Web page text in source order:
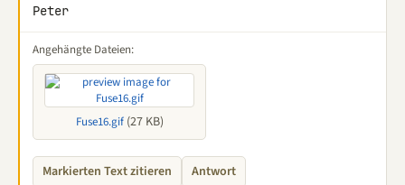
Peter
Angehängte Dateien:
Fuse16.gif(27 KB)
Markierten Text zitieren Antwort